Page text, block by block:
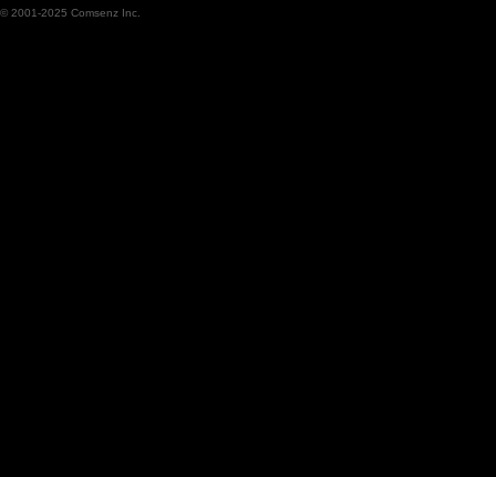
兽
© 2001-2025 Comsenz Inc.